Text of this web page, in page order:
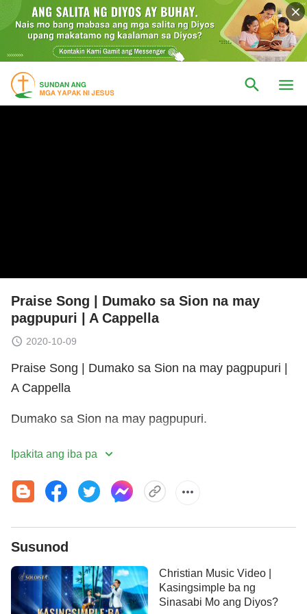
Praise Song | Dumako sa Sion na may
pagpupuri | A Cappella
2020-10-09
Praise Song | Dumako sa Sion na may pagpupuri |
A Cappella
Dumako sa Sion na may pagpupuri.
Dumako sa Sion na may pagpupuri.
Dumako sa Sion na may pagpupuri.
Dumako sa Sion na may pagpupuri. Nagpakita na
Inaawitan ng lahat banal Niyang pangalan; ito'y
Ipakita ang iba pa
Susunod
Christian Music Video |
Kasingsimple ba ng
Sinasabi Mo ang Diyos?